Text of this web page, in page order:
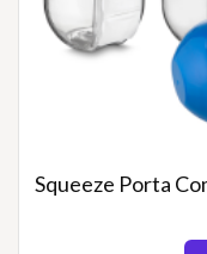
Squeeze Porta